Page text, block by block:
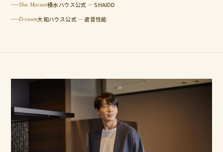
Sha Maison積水ハウス公式 — SHAIDD
D-room大和ハウス公式 — 遮音性能